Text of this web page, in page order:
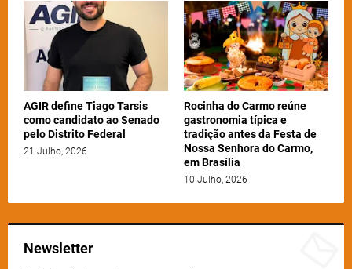
AGIR define Tiago Tarsis
como candidato ao Senado
pelo Distrito Federal
21 Julho, 2026
Rocinha do Carmo reúne
gastronomia típica e
tradição antes da Festa de
Nossa Senhora do Carmo,
em Brasília
10 Julho, 2026
Newsletter